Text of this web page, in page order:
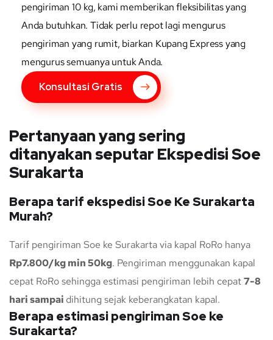
pengiriman 10 kg, kami memberikan fleksibilitas yang
Anda butuhkan. Tidak perlu repot lagi mengurus
pengiriman yang rumit, biarkan Kupang Express yang
mengurus semuanya untuk Anda.
Konsultasi Gratis
Pertanyaan yang sering
ditanyakan seputar Ekspedisi Soe
Surakarta
Berapa tarif ekspedisi Soe Ke Surakarta
Murah?
Tarif pengiriman Soe ke Surakarta via kapal RoRo hanya
Rp7.800/kg min 50kg. Pengiriman menggunakan kapal
cepat RoRo sehingga estimasi pengiriman lebih cepat7-8
hari sampai dihitung sejak keberangkatan kapal.
Berapa estimasi pengiriman Soe ke
Surakarta?